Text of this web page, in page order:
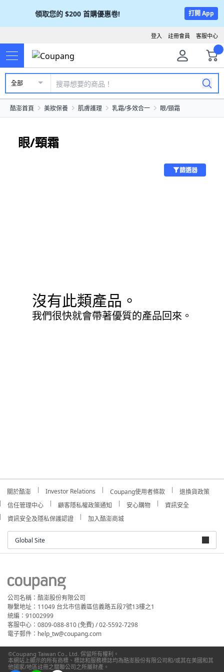
領取您的 $200 首購優惠卷! 打開 App
客服中心
註冊會員
登入
全部
酷澎首頁 美妝保養 肌膚護理 乳霜/多效合一 眼/頸霜
眼/頸霜
篩選器
沒有此類產品。
我們很快就會帶著優質的產品回來。
關於酷澎 Investor Relations Coupang使用者條款
退換貨政策
信任管理中心
顧客隱私權政策通知 安心購物
資訊安全
資訊安全及隱私保護認證
加入酷澎商城
Global Site
公司名稱：酷澎股份有限公司
聯繫地址：11049 台北市信義區信義路五段7號13樓之1
統編：91002999
客服中心：0809-088-810 (免費) / 02-5592-7298
電子郵件：help_tw@coupang.com
©Coupang Taiwan Co., Ltd. 保留所有權利。
本網站上顯示的所有商標、標誌和服務標誌均為酷澎股份有限公司和/或其在美國和其
他國家/地區註冊之關聯公司之所屬財產。